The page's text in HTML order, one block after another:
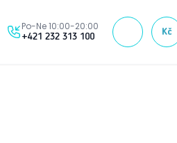
Po-Ne 10:00-20:00
+421 232 313 100 Kč